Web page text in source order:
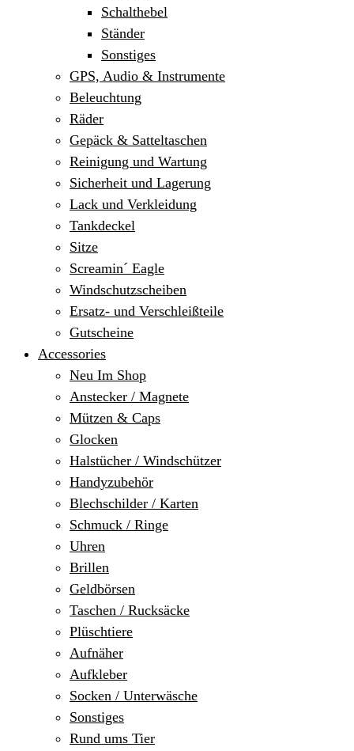
Schalthebel
Ständer
Sonstiges
GPS, Audio & Instrumente
Beleuchtung
Räder
Gepäck & Satteltaschen
Reinigung und Wartung
Sicherheit und Lagerung
Lack und Verkleidung
Tankdeckel
Sitze
Screamin´ Eagle
Windschutzscheiben
Ersatz- und Verschleißteile
Gutscheine
Accessories
Neu Im Shop
Anstecker / Magnete
Mützen & Caps
Glocken
Halstücher / Windschützer
Handyzubehör
Blechschilder / Karten
Schmuck / Ringe
Uhren
Brillen
Geldbörsen
Taschen / Rucksäcke
Plüschtiere
Aufnäher
Aufkleber
Socken / Unterwäsche
Sonstiges
Rund ums Tier